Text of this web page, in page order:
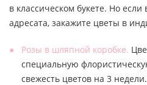
в классическом букете. Но если
адресата, закажите цветы в
Розы в шляпной коробке.
специальную
свежесть цветов на 3